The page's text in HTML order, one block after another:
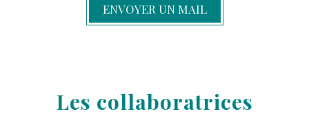
ENVOYER UN MAIL
Les collaboratrices